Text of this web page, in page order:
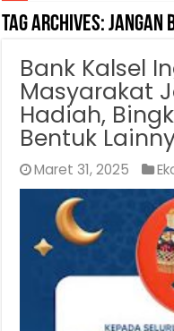
Tag Archives:jangan
Bank Kalsel
Masyarakat
Hadiah,
Bentuk
Maret 31, 2025